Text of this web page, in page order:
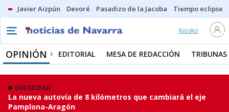
Javier Aizpún Devoré Pasadizo de la Jacoba Tiempo eclipse
Kiosko
OPINIÓN EDITORIAL MESA DE REDACCIÓN TRIBUNAS
SOCIEDAD
La nueva autovía de 8 kilómetros que cambiará el eje
Pamplona-Aragón